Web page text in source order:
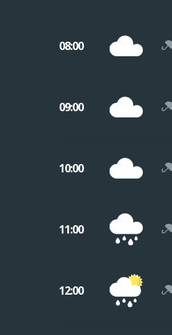
08:00
09:00
10:00
11:00
12:00